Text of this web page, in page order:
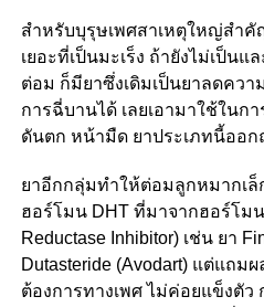
สำหรับบุรุษเพศสาเหตุใหญ่สำ
เยอะที่เป็นมะเร็ง ถ้ายังไม่เป็น
ต่อม ก็มียาซึ่งเดิมเป็นยาลดคว
การฉี่บานได้ เลยเอามาใช้ในก
ดันตก หน้ามืด ยาประเภทนี้ออก
ยาอีกกลุ่มทำให้ต่อมลูกหมากเล็
ฮอร์โมน DHT ที่มาจากฮอร์โม
Reductase Inhibitor) เช่น ยา
Dutasteride (Avodart) แต่แถม
ต้องการทางเพศ ไม่ค่อยแข็งตัว